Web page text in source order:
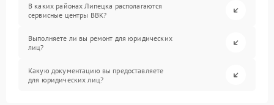
В каких районах Липецка располагаются
сервисные центры BBK?
Выполняете ли вы ремонт для юридических
лиц?
Какую документацию вы предоставляете
для юридических лиц?